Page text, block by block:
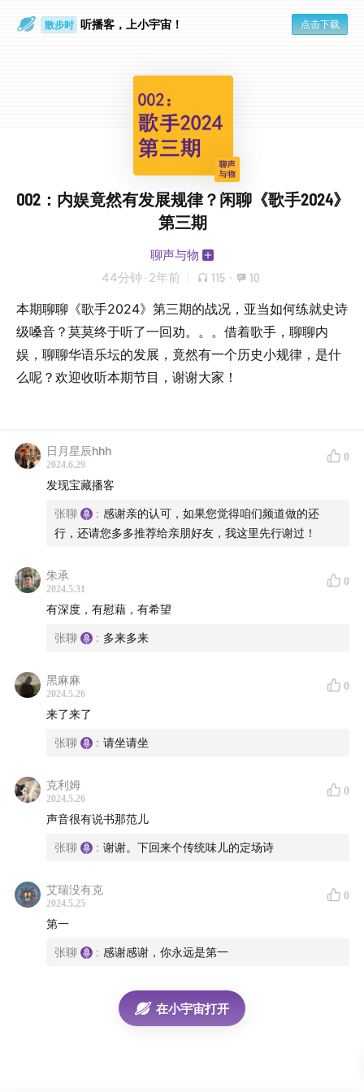
散步时 听播客，上小宇宙！ 点击下载
002：内娱竟然有发展规律？闲聊《歌手2024》
第三期
聊声与物
44分钟 · 2年前 115 · 10
本期聊聊《歌手2024》第三期的战况，亚当如何练就史诗
级嗓音？莫莫终于听了一回劝。。。借着歌手，聊聊内
娱，聊聊华语乐坛的发展，竟然有一个历史小规律，是什
么呢？欢迎收听本期节目，谢谢大家！
日月星辰hhh
2024.6.29
0
发现宝藏播客
张聊 : 感谢亲的认可，如果您觉得咱们频道做的还
行，还请您多多推荐给亲朋好友，我这里先行谢过！
朱承
2024.5.31
0
有深度，有慰藉，有希望
张聊 : 多来多来
黑麻麻
2024.5.26
0
来了来了
张聊 : 请坐请坐
克利姆
2024.5.26
0
声音很有说书那范儿
张聊 : 谢谢。下回来个传统味儿的定场诗
艾瑞没有克
2024.5.25
0
第一
张聊 : 感谢感谢，你永远是第一
在小宇宙打开